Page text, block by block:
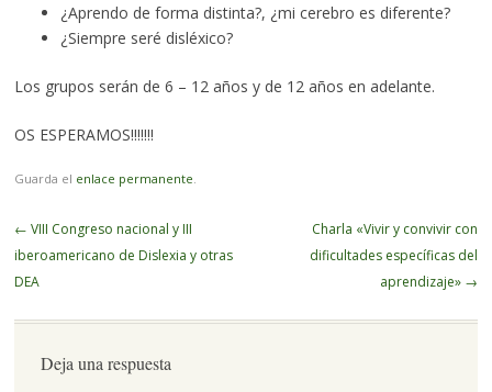
¿Aprendo de forma distinta?, ¿mi cerebro es diferente?
¿Siempre seré disléxico?
Los grupos serán de 6 – 12 años y de 12 años en adelante.
OS ESPERAMOS!!!!!!!
Guarda el enlace permanente
Navegador
de
artículos
← VIII Congreso nacional y III
iberoamericano de Dislexia y otras
DEA
Charla «Vivir y convivir con
dificultades específicas del
aprendizaje» →
Deja una respuesta